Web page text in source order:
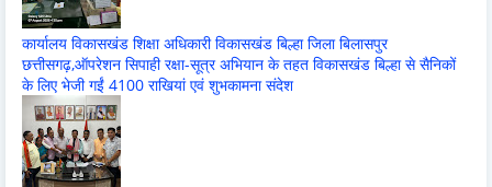
कार्यालय विकासखंड शिक्षा अधिकारी विकासखंड बिल्हा जिला बिलासपुर
छत्तीसगढ़,ऑपरेशन सिपाही रक्षा-सूत्र अभियान के तहत विकासखंड बिल्हा से सैनिकों
के लिए भेजी गईं 4100 राखियां एवं शुभकामना संदेश